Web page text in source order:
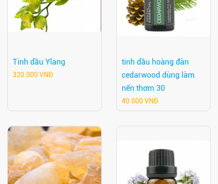
Tinh dầu Ylang
320.000 VNĐ
tinh dầu hoàng đàn
cedarwood dùng làm
nến thơm 30
40.000 VNĐ